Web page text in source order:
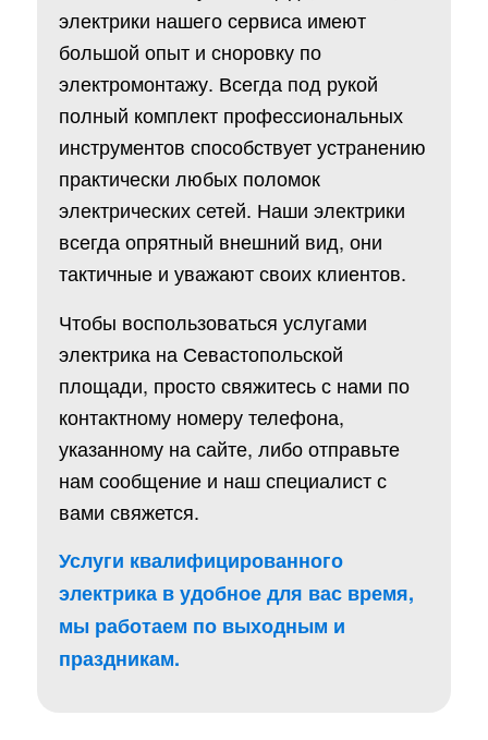
электрики нашего сервиса имеют
большой опыт и сноровку по
электромонтажу. Всегда под рукой
полный комплект профессиональных
инструментов способствует устранению
практически любых поломок
электрических сетей. Наши электрики
всегда опрятный внешний вид, они
тактичные и уважают своих клиентов.
Чтобы воспользоваться услугами
электрика на Севастопольской
площади, просто свяжитесь с нами по
контактному номеру телефона,
указанному на сайте, либо отправьте
нам сообщение и наш специалист с
вами свяжется.
Услуги квалифицированного
электрика в удобное для вас время,
мы работаем по выходным и
праздникам.